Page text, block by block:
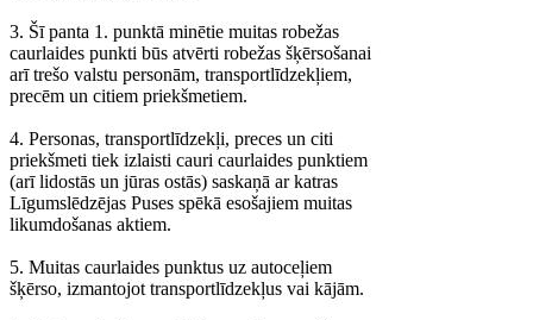
3. Šī panta 1. punktā minētie muitas robežas
caurlaides punkti būs atvērti robežas šķērsošanai
arī trešo valstu personām, transportlīdzekļiem,
precēm un citiem priekšmetiem.
4. Personas, transportlīdzekļi, preces un citi
priekšmeti tiek izlaisti cauri caurlaides punktiem
(arī lidostās un jūras ostās) saskaņā ar katras
Līgumslēdzējas Puses spēkā esošajiem muitas
likumdošanas aktiem.
5. Muitas caurlaides punktus uz autoceļiem
šķērso, izmantojot transportlīdzekļus vai kājām.